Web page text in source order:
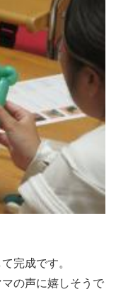
完成です。
の声に嬉しそうで